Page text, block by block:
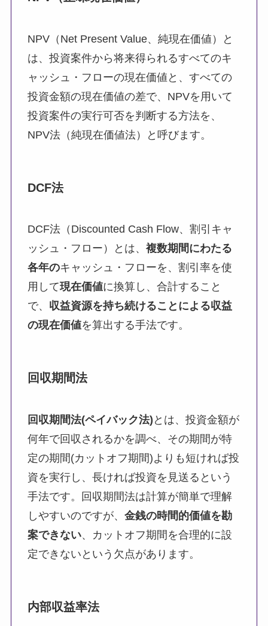
NPV（Net Present Value、純現在価値）と
は、投資案件から将来得られるすべてのキ
ャッシュ・フローの現在価値と、すべての
投資金額の現在価値の差で、NPVを用いて
投資案件の実行可否を判断する方法を、
NPV法（純現在価値法）と呼びます。
DCF法
DCF法（Discounted Cash Flow、割引キャ
ッシュ・フロー）とは、 複数期間にわたる
各年のキャッシュ・フローを、割引率を使
用して現在価値に換算し、合計すること
で、 収益資源を持ち続けることによる収益
の現在価値を算出する手法です。
回収期間法
回収期間法(ペイバック法) とは、投資金額が
何年で回収されるかを調べ、その期間が特
定の期間(カットオフ期間)よりも短ければ投
資を実行し、長ければ投資を見送るという
手法です。回収期間法は計算が簡単で理解
しやすいのですが、 金銭の時間的価値を勘
案できない、カットオフ期間を合理的に設
定できないという欠点があります。
内部収益率法